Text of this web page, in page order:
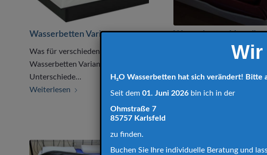
Wasserbetten Varianten
Was für verschiedene
Wasserbetten Varianten gibt es?
Unterschiede…
Weiterlesen
Wasserbetten Vorteile
Gibt es Wasserbetten
Weiterlesen
Wir
H₂O Wasserbetten hat sich verändert! Bitte
Seit dem 01. Juni 2026 bin ich in der
Ohmstraße 7
85757 Karlsfeld
zu finden.
Buchen Sie Ihre individuelle Beratung und